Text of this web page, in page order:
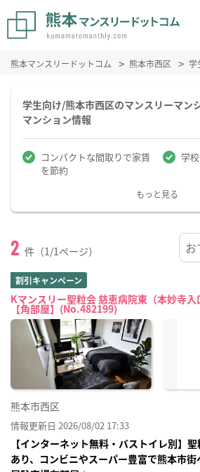
熊本マンスリードットコム 熊本市西区 学
学生向け/熊本市西区のマンスリーマン
マンション情報
コンパクトな間取りで家賃
を節約
学
もっと見る
2 件（1/1ページ）
割引キャンペーン
Kマンスリー聖粒会 慈恵病院東（本妙寺
【角部屋】(No.482199)
熊本市西区
情報更新日 2026/08/02 17:33
【インターネット無料・バストイレ別】
あり、コンビニやスーパー豊富で熊本市